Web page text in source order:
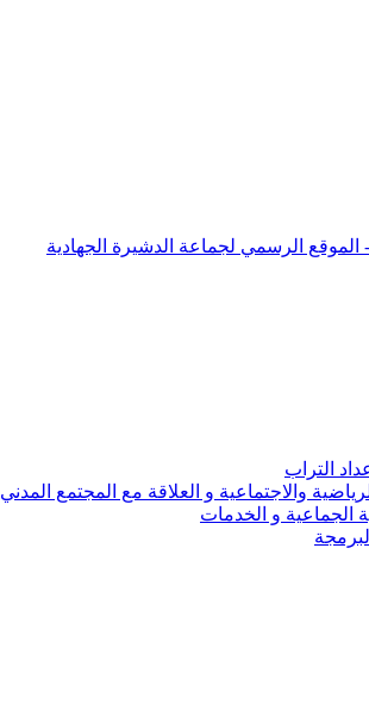
الموقع الرسمي لجماعة الدشيرة الجهادية
التراب
والاجتماعية و العلاقة مع المجتمع المدني
الجماعية و الخدمات